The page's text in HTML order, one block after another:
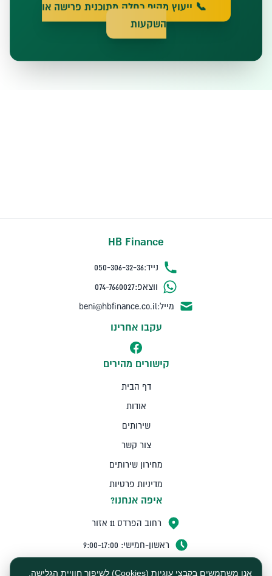
לחצו לתכנית
📞 ייעוץ מקיף כחלק מתוכנית פרישה או
השקעות
HB Finance
נייד:050-306-32-36
ווצאפ:074-7660027
מייל:beni@hbfinance.co.il
עקבו אחרינו
קישורים מהירים
דף הבית
אודות
שירותים
צור קשר
מחירון שירותים
מדיניות פרטיות
איפה אנחנו?
רחוב הפרדס 11 אזור
ראשון-חמישי: 9:00-17:00
הצהרת נגישותאנו משתמשים בקבצי עוגיות (Cookies) לשיפור חוויית הגלישה,